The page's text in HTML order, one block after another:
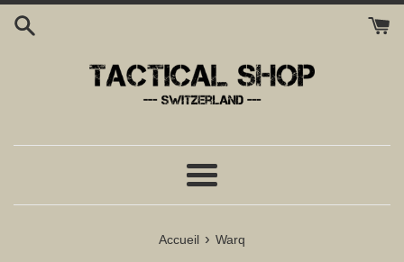
Passer
Menu
Accueil › Warq